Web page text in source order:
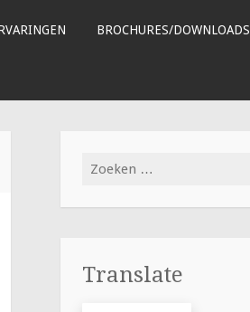
BROCHURES/DOWNLOADS
Zoeken
Translate